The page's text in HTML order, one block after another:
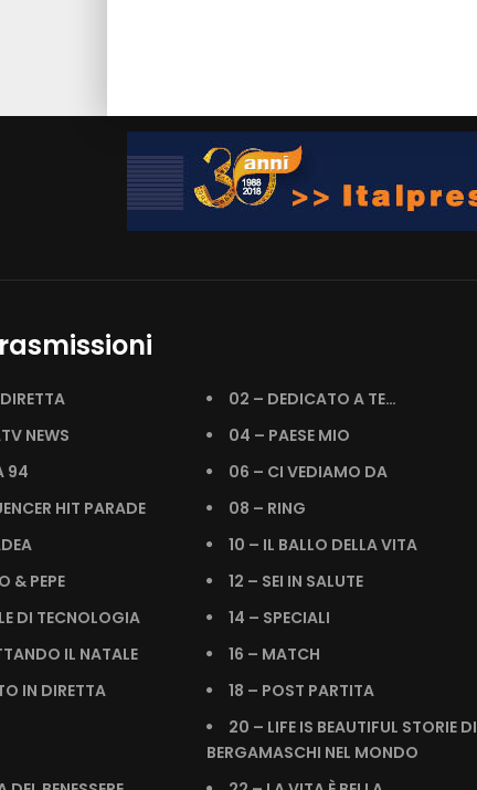
02 – DEDICATO A TE…
NEWS
04 – PAESE MIO
94
06 – CI VEDIAMO DA
HIT PARADE
08 – RING
10 – IL BALLO DELLA VITA
& PEPE
12 – SEI IN SALUTE
DI TECNOLOGIA
14 – SPECIALI
IL NATALE
16 – MATCH
IN DIRETTA
18 – POST PARTITA
20 – LIFE IS BEAUTIFUL STORIE DI
BERGAMASCHI NEL MONDO